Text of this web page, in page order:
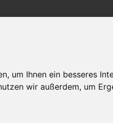
um Ihnen ein besseres
wir außerdem, um